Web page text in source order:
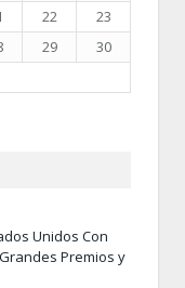
22
23
29
30
Unidos Con
Premios y